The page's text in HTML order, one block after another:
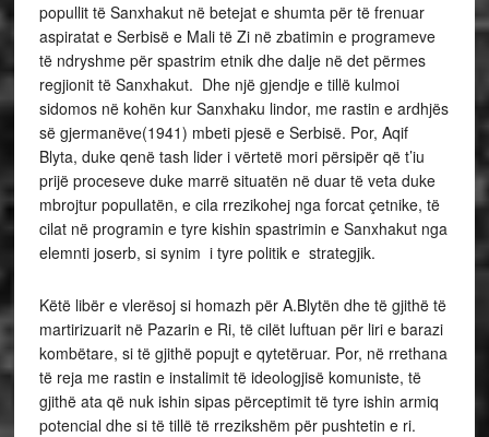
popullit të Sanxhakut në betejat e shumta për të frenuar
aspiratat e Serbisë e Mali të Zi në zbatimin e programeve
të ndryshme për spastrim etnik dhe dalje në det përmes
regjionit të Sanxhakut. Dhe një gjendje e tillë kulmoi
sidomos në kohën kur Sanxhaku lindor, me rastin e ardhjës
së gjermanëve(1941) mbeti pjesë e Serbisë. Por, Aqif
Blyta, duke qenë tash lider i vërtetë mori përsipër që t’iu
prijë proceseve duke marrë situatën në duar të veta duke
mbrojtur popullatën, e cila rrezikohej nga forcat çetnike, të
cilat në programin e tyre kishin spastrimin e Sanxhakut nga
elemnti joserb, si synim i tyre politik e strategjik.
Këtë libër e vlerësoj si homazh për A.Blytën dhe të gjithë të
martirizuarit në Pazarin e Ri, të cilët luftuan për liri e barazi
kombëtare, si të gjithë popujt e qytetëruar. Por, në rrethana
të reja me rastin e instalimit të ideologjisë komuniste, të
gjithë ata që nuk ishin sipas përceptimit të tyre ishin armiq
potencial dhe si të tillë të rrezikshëm për pushtetin e ri.